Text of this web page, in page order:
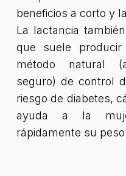
beneficios a corto y
La lactancia
que suele
método natural
seguro) de control
riesgo de diabetes,
ayuda a la
rápidamente su